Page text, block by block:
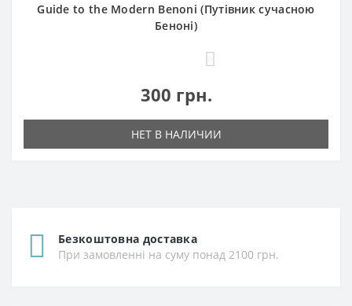
Guide to the Modern Benoni (Путівник сучасною
Беноні)
300 грн.
НЕТ В НАЛИЧИИ
Безкоштовна доставка
При замовленні на суму понад 2100 грн.